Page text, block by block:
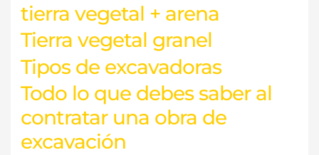
tierra vegetal + arena
Tierra vegetal granel
Tipos de excavadoras
Todo lo que debes saber al
contratar una obra de
excavación